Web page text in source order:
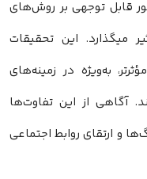
قابل توجهی بر روش‌های
میگذارد. این تحقیقات
به‌ویژه در زمینه‌های
آگاهی از این تفاوت‌ها
و ارتقای روابط اجتماعی